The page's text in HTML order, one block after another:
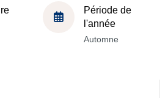
Période de
l'année
Automne